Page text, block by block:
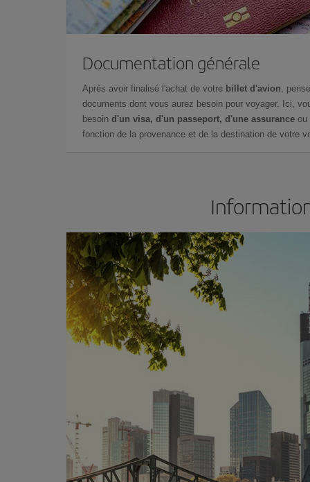
Documentation générale
Après avoir finalisé l'achat de votre billet d'avion,
documents dont vous aurez besoin pour voyager. Ici,
besoin d'un visa, d'un passeport, d'une assurance ou
fonction de la provenance et de la destination de votre